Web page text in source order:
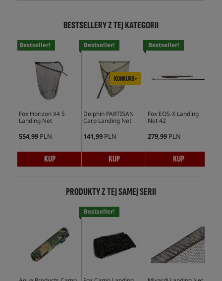
BESTSELLERY Z TEJ KATEGORII
Bestseller!
Fox Horizon X4 S
Landing Net
554,99 PLN
KUP
Bestseller!
KONKURS+
Delphin PARTISAN
Carp Landing Net
141,99 PLN
KUP
Bestseller!
Fox EOS-X Landing
Net 42
279,99 PLN
KUP
PRODUKTY Z TEJ SAMEJ SERII
Bestseller!